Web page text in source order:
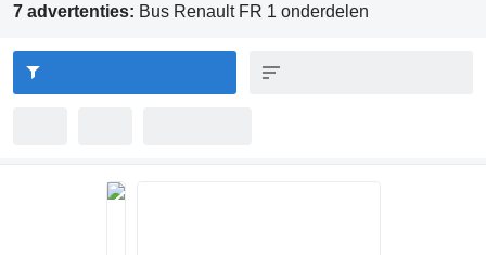
7 advertenties: Bus Renault FR 1 onderdelen